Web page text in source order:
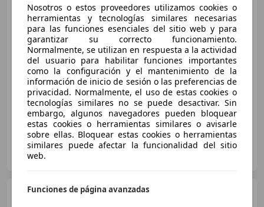
150kW
€ 17.173 1
Sin comparación
04/2019 123.598 km Eléctrico 150 kW (204 CV)
OCASIONPLUS SEVILLA CENTRO II
ES-41007 Sevilla
Hyundai KONA
Nosotros o estos proveedores utilizamos cookies o
herramientas y tecnologías similares necesarias
para las funciones esenciales del sitio web y para
garantizar su correcto funcionamiento.
Normalmente, se utilizan en respuesta a la actividad
del usuario para habilitar funciones importantes
como la configuración y el mantenimiento de la
información de inicio de sesión o las preferencias de
privacidad. Normalmente, el uso de estas cookies o
tecnologías similares no se puede desactivar. Sin
embargo, algunos navegadores pueden bloquear
estas cookies o herramientas similares o avisarle
sobre ellas. Bloquear estas cookies o herramientas
similares puede afectar la funcionalidad del sitio
web.
Funciones de página avanzadas